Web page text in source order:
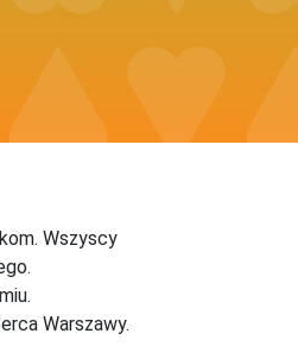
Wszyscy
Warszawy.